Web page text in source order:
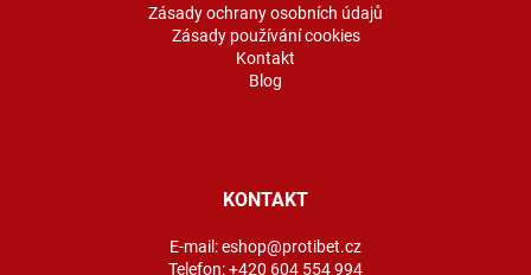
Zásady ochrany osobních údajů
Zásady používání cookies
Kontakt
Blog
KONTAKT
E-mail:eshop@protibet.cz
Telefon:+420 604 554 994